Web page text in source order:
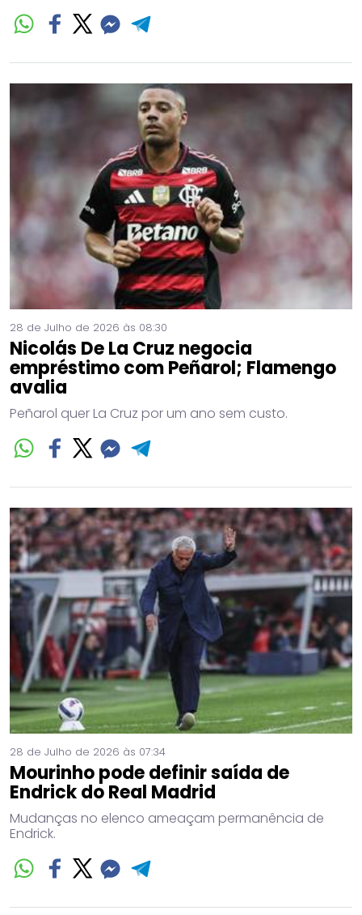
28 de Julho de 2026 às 08:30
Nicolás De La Cruz negocia
empréstimo com Peñarol; Flamengo
avalia
Peñarol quer La Cruz por um ano sem custo.
28 de Julho de 2026 às 07:34
Mourinho pode definir saída de
Endrick do Real Madrid
Mudanças no elenco ameaçam permanência de
Endrick.